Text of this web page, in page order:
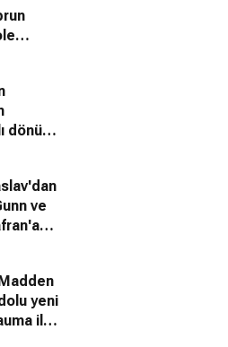
hız
dönüşü:
ve
yeni
ile